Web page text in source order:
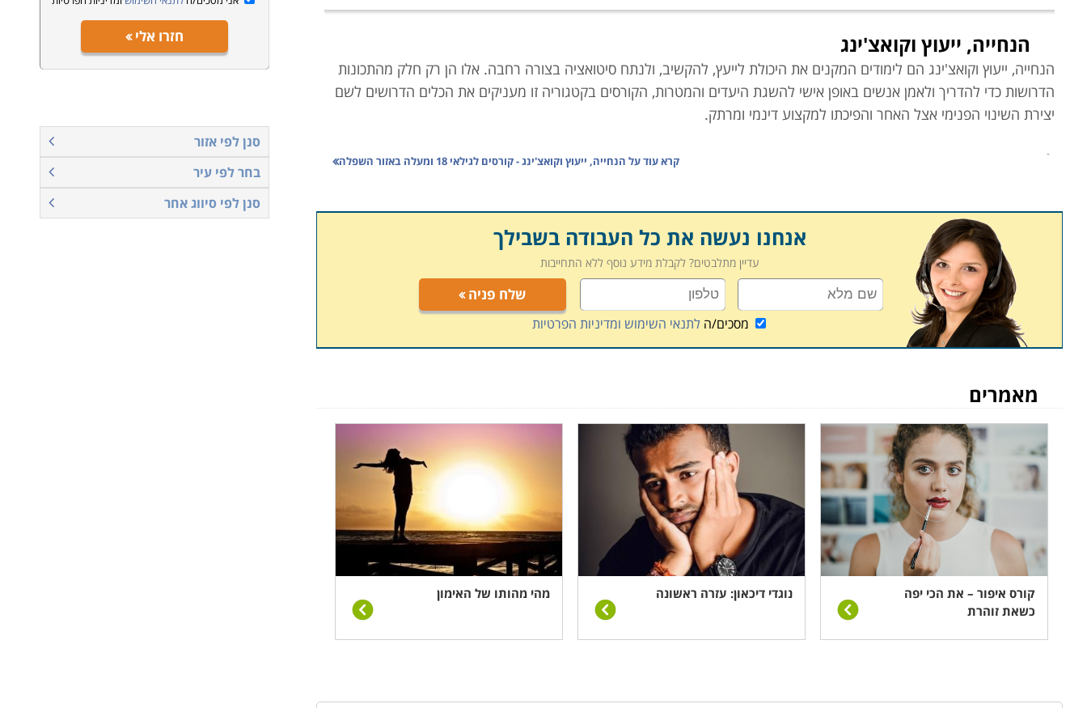
הנחייה, ייעוץ וקואצ'ינג
הנחייה, ייעוץ וקואצ'ינג הם לימודים המקנים את היכולת לייעץ, להקשיב, ולנתח סיטואציה בצורה רחבה. אלו הן רק חלק מהתכונות
הדרושות כדי להדריך ולאמן אנשים באופן אישי להשגת היעדים והמטרות, הקורסים בקטגוריה זו מעניקים את הכלים הדרושים לשם
יצירת השינוי הפנימי אצל האחר והפיכתו למקצוע דינמי ומרתק.
לימודי
למי מתאימים הלימודים
לבעלי יכולת הקשבה וטיפול (או שמעוניינים
לסייע לחסרי יכולת הקשבה
) המעוניינים להפוך את היכולות הללו למקצוע, ליועצים
בתחומים שונים, לאקדמאים בהליך של הסבה מקצועית ולאנשי עסקים המעוניינים לרכוש מיומנויות לתפקוד יעיל יותר. לכל מי
שמעונין לרכוש מקצוע מרתק אשר פותח צוהר לעולם העסקים השונים, ומאפשר עבודה רחב של ארגונים ואפשרויות תעסוקה
מה לומדים
הכרת שלבי תהליך האימון מהמפגש הראשוני בהיכרות עם המטופל, אבחון וזיהוי הדרכים למתן תכנית פעולה. במסגרת הקורס
יועברו טכניקות אימון להתמודדות במצבים שונים ובלתי צפויים שכן, מדובר בתהליך דינמי הדורש יכולת גמישות של המאמן לשינויים
המתרחשים תוך כדי האימון. במסגרת הקורס ניתנים שיעורי העשרה בתחום הפסיכולוגיה, והעצמה אישית. הקורס מעניק את כל
הידע הנדרש כדי להביא את הארגון צעד אחד קדימה ולאפשר לו לממש את מירב הפוטנציאל הגלום בו, על ידי אבחון נכון של המצב
והפיכתה של כל דילמה להזדמנות חדשה, כך שהעסק יצמח וישגשג כלפי מעלה בקצב הנכון ביותר.
קורס יועצים עסקיים וניהול עסק בכיר
ליווי עסק קטן כגדול בשלביו השונים ומתן יעוץ בהתאם לתכנית פעולה של יעדים ומטרות המותאמת לעסק אולארגון
למבנה העסק, מורכבותו והאתגרים העומדים בפניו באותה נקודת זמן.
ראיון אישי.
קרא עוד על הנחייה, ייעוץ וקואצ'ינג - קורסים לגילאי 18 ומעלה באזור השפלה
אנחנו נעשה את כל העבודה בשבילך
עדיין מתלבטים? לקבלת מידע נוסף ללא התחייבות
שלח פניה
מסכים/הלתנאי השימוש ומדיניות הפרטיות
מאמרים
קורס איפור – את הכי יפה
כשאת זוהרת
נוגדי דיכאון: עזרה ראשונה מהי מהותו של האימון
חזרו אלי
סנן לפי אזור
בחר לפי עיר
סנן לפי סיווג אחר